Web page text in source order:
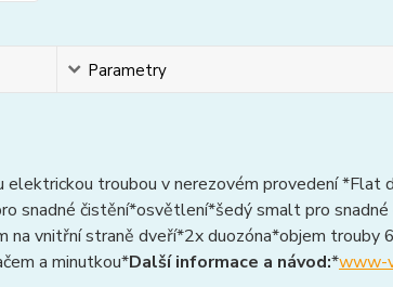
Parametry
elektrickou troubou v nerezovém provedení *Flat
snadné čistění*osvětlení*šedý smalt pro
na vnitřní straně dveří*2x duozóna*objem
a minutkou*Další informace a návod:*www-